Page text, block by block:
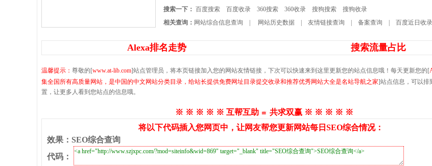
搜索一下： 百度搜索 百度收录 360搜索 360收录 搜狗搜索
搜狗收录
相关查询： 网站综合信息查询 网站历史数据 友情链接查询 备案查询 百度近日收
Alexa排名走势 搜索流量占比
温馨提示： 尊敬的[www.at-lib.com]站点管理员，将本页链接加入您的网站友情链接，下次可以快速来到这里更新您的站点信息哦！每天更新您的[
集全国所有高质量网站，是中国的中文网站分类目录，给站长提供免费网址目录提交收录和推荐优秀网站大全是名站导航之家]站点信息，可以排
置，让更多人看到您站点的信息哦。
※ ※ ※ ※ ※ 互帮互助 ≌ 共求双赢 ※ ※ ※ ※ ※
将以下代码插入您网页中，让网友帮您更新网站每日SEO综合情况：
效果 ： SEO综合查询
代码 ：